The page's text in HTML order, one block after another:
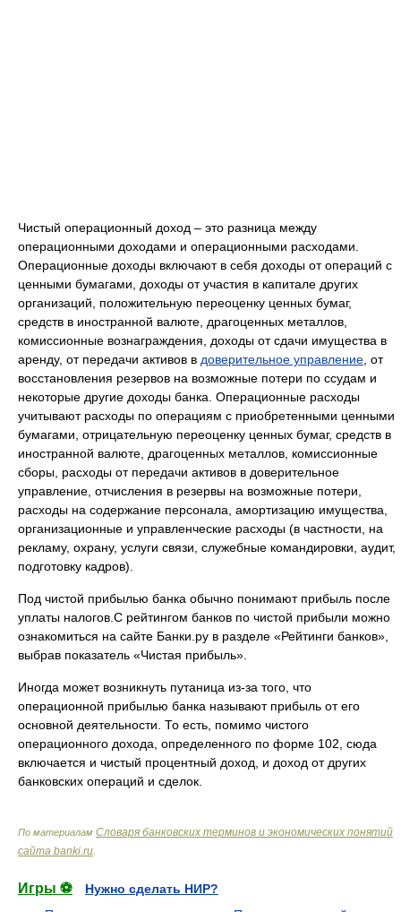
Чистый операционный доход – это разница между
операционными доходами и операционными расходами.
Операционные доходы включают в себя доходы от операций с
ценными бумагами, доходы от участия в капитале других
организаций, положительную переоценку ценных бумаг,
средств в иностранной валюте, драгоценных металлов,
комиссионные вознаграждения, доходы от сдачи имущества в
аренду, от передачи активов в доверительное управление , от
восстановления резервов на возможные потери по ссудам и
некоторые другие доходы банка. Операционные расходы
учитывают расходы по операциям с приобретенными ценными
бумагами, отрицательную переоценку ценных бумаг, средств в
иностранной валюте, драгоценных металлов, комиссионные
сборы, расходы от передачи активов в доверительное
управление, отчисления в резервы на возможные потери,
расходы на содержание персонала, амортизацию имущества,
организационные и управленческие расходы (в частности, на
рекламу, охрану, услуги связи, служебные командировки, аудит,
подготовку кадров).
Под чистой прибылью банка обычно понимают прибыль после
уплаты налогов.С рейтингом банков по чистой прибыли можно
ознакомиться на сайте Банки.ру в разделе «Рейтинги банков»,
выбрав показатель «Чистая прибыль».
Иногда может возникнуть путаница из-за того, что
операционной прибылью банка называют прибыль от его
основной деятельности. То есть, помимо чистого
операционного дохода, определенного по форме 102, сюда
включается и чистый процентный доход, и доход от других
банковских операций и сделок.
По материалам Словаря банковских терминов и экономических понятий
сайта banki.ru
Игры ⚽
Нужно сделать НИР?